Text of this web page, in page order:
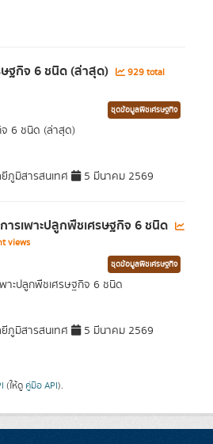
ฐกิจ 6 ชนิด (ล่าสุด)
929 total
ชุดข้อมูลพืชเศรษฐกิจ
6 ชนิด (ล่าสุด)
ภูมิสารสนเทศ 5 มีนาคม 2569
รเพาะปลูกพืชเศรษฐกิจ 6 ชนิด
views
ชุดข้อมูลพืชเศรษฐกิจ
าะปลูกพืชเศรษฐกิจ 6 ชนิด
ภูมิสารสนเทศ 5 มีนาคม 2569
(ให้ดู คู่มือ API).